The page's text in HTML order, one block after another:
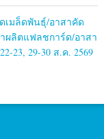
เมล็ดพันธุ์/อาสาคัด
ผลิตแฟลชการ์ด/อาสา
23, 29-30 ส.ค. 2569